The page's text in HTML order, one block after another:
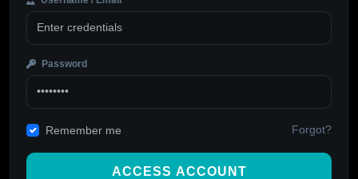
Password
Remember me Forgot?
ACCESS ACCOUNT